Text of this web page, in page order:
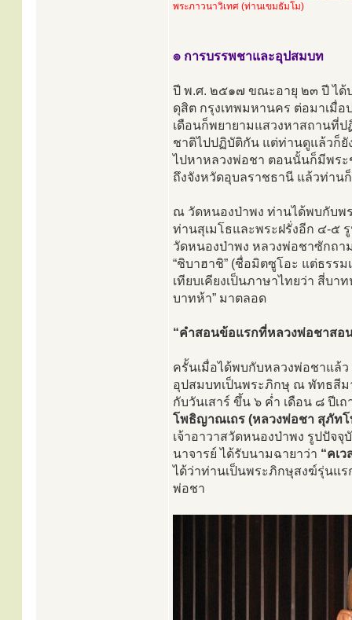
พระภาวนาวิเทศ (ท่านเขมธัมโม)
๏ การบรรพชาและอุปสมบท
ปี พ.ศ. ๒๕๑๗ ขณะอายุ ๒๓ ปี ได้
ดุสิต กรุงเทพมหานคร ต่อมาเมื่
เดือนก็พยายามแสวงหาสถานที่
ชาติไปปฏิบัติกัน แต่ท่านดูแล้วก็ยั
ไปหาหลวงพ่อชา ตอนนั้นก็มีพระ
ถึงจังหวัดอุบลราชธานี แล้วท่าน
ณ วัดหนองป่าพง ท่านได้พบกับพ
ท่านสุเมโธและพระฝรั่งอีก ๔-๕
วัดหนองป่าพง หลวงพ่อชาซักถา
“ชิบาฮาชิ” (ชื่อมิตซูโอะ แต่ธรร
เทียบเคียงเป็นภาษาไทยว่า สี่บ
บาทห้า” มาตลอด
“คำสอนข้อแรกที่หลวงพ่อชาสอ
ครั้นเมื่อได้พบกับหลวงพ่อชาแล้
อุปสมบทเป็นพระภิกษุ ณ พัทธสีม
กับวันเสาร์ ขึ้น ๖ ค่ำ เดือน ๘ ปีเ
โพธิญาณเถร (หลวงพ่อชา สุภัทโ
เจ้าอาวาสวัดหนองป่าพง รูปปัจ
นาจารย์ ได้รับนามฉายาว่า “คเว
ได้ว่าท่านเป็นพระภิกษุสงฆ์รุ่นแ
พ่อชา